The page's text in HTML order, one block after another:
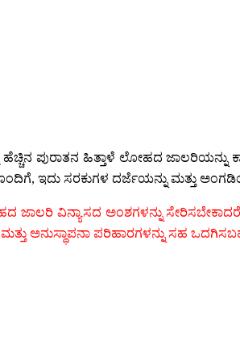
ಪುರಾತನ ಹಿತ್ತಾಳೆ ಲೋಹದ ಜಾಲರಿಯನ್ನು
ಇದು ಸರಕುಗಳ ದರ್ಜೆಯನ್ನು ಮತ್ತು ಅಂಗಡಿಯ
ವಿನ್ಯಾಸದ ಅಂಶಗಳನ್ನು
ಅನುಸ್ಥಾಪನಾ ಪರಿಹಾರಗಳನ್ನು ಸಹ